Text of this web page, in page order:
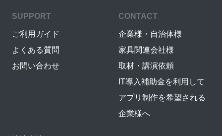
SUPPORT
ご利用ガイド
よくある質問
お問い合わせ
CONTACT
企業様・自治体様
家具関連会社様
取材・講演依頼
IT導入補助金を利用して
アプリ制作を希望される
企業様へ